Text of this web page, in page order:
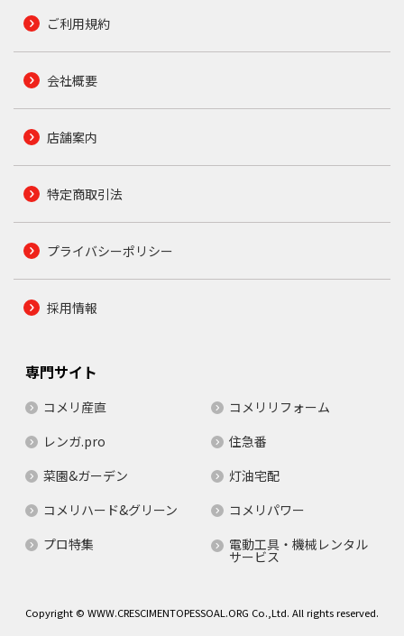
ご利用規約
会社概要
店舗案内
特定商取引法
プライバシーポリシー
採用情報
専門サイト
コメリ産直
コメリリフォーム
レンガ.pro
住急番
菜園&ガーデン
灯油宅配
コメリハード&グリーン
コメリパワー
プロ特集
電動工具・機械レンタル
サービス
Copyright © WWW.CRESCIMENTOPESSOAL.ORG Co.,Ltd. All rights reserved.